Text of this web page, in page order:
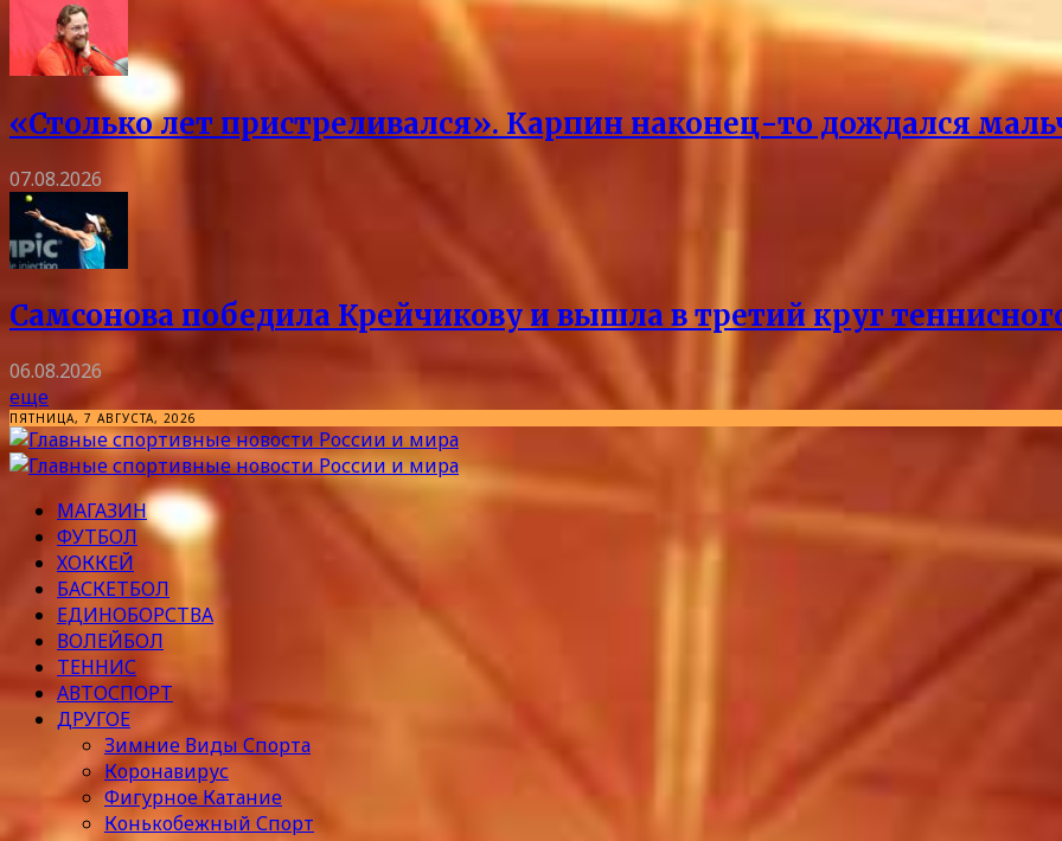
«Столько лет пристреливался». Карпин наконец-то дождался
07.08.2026
Самсонова победила Крейчикову и вышла в третий круг
06.08.2026
еще
ПЯТНИЦА, 7 АВГУСТА, 2026
МАГАЗИН
ФУТБОЛ
ХОККЕЙ
БАСКЕТБОЛ
ЕДИНОБОРСТВА
ВОЛЕЙБОЛ
ТЕННИС
АВТОСПОРТ
ДРУГОЕ
Зимние Виды Спорта
Коронавирус
Фигурное Катание
Конькобежный Спорт